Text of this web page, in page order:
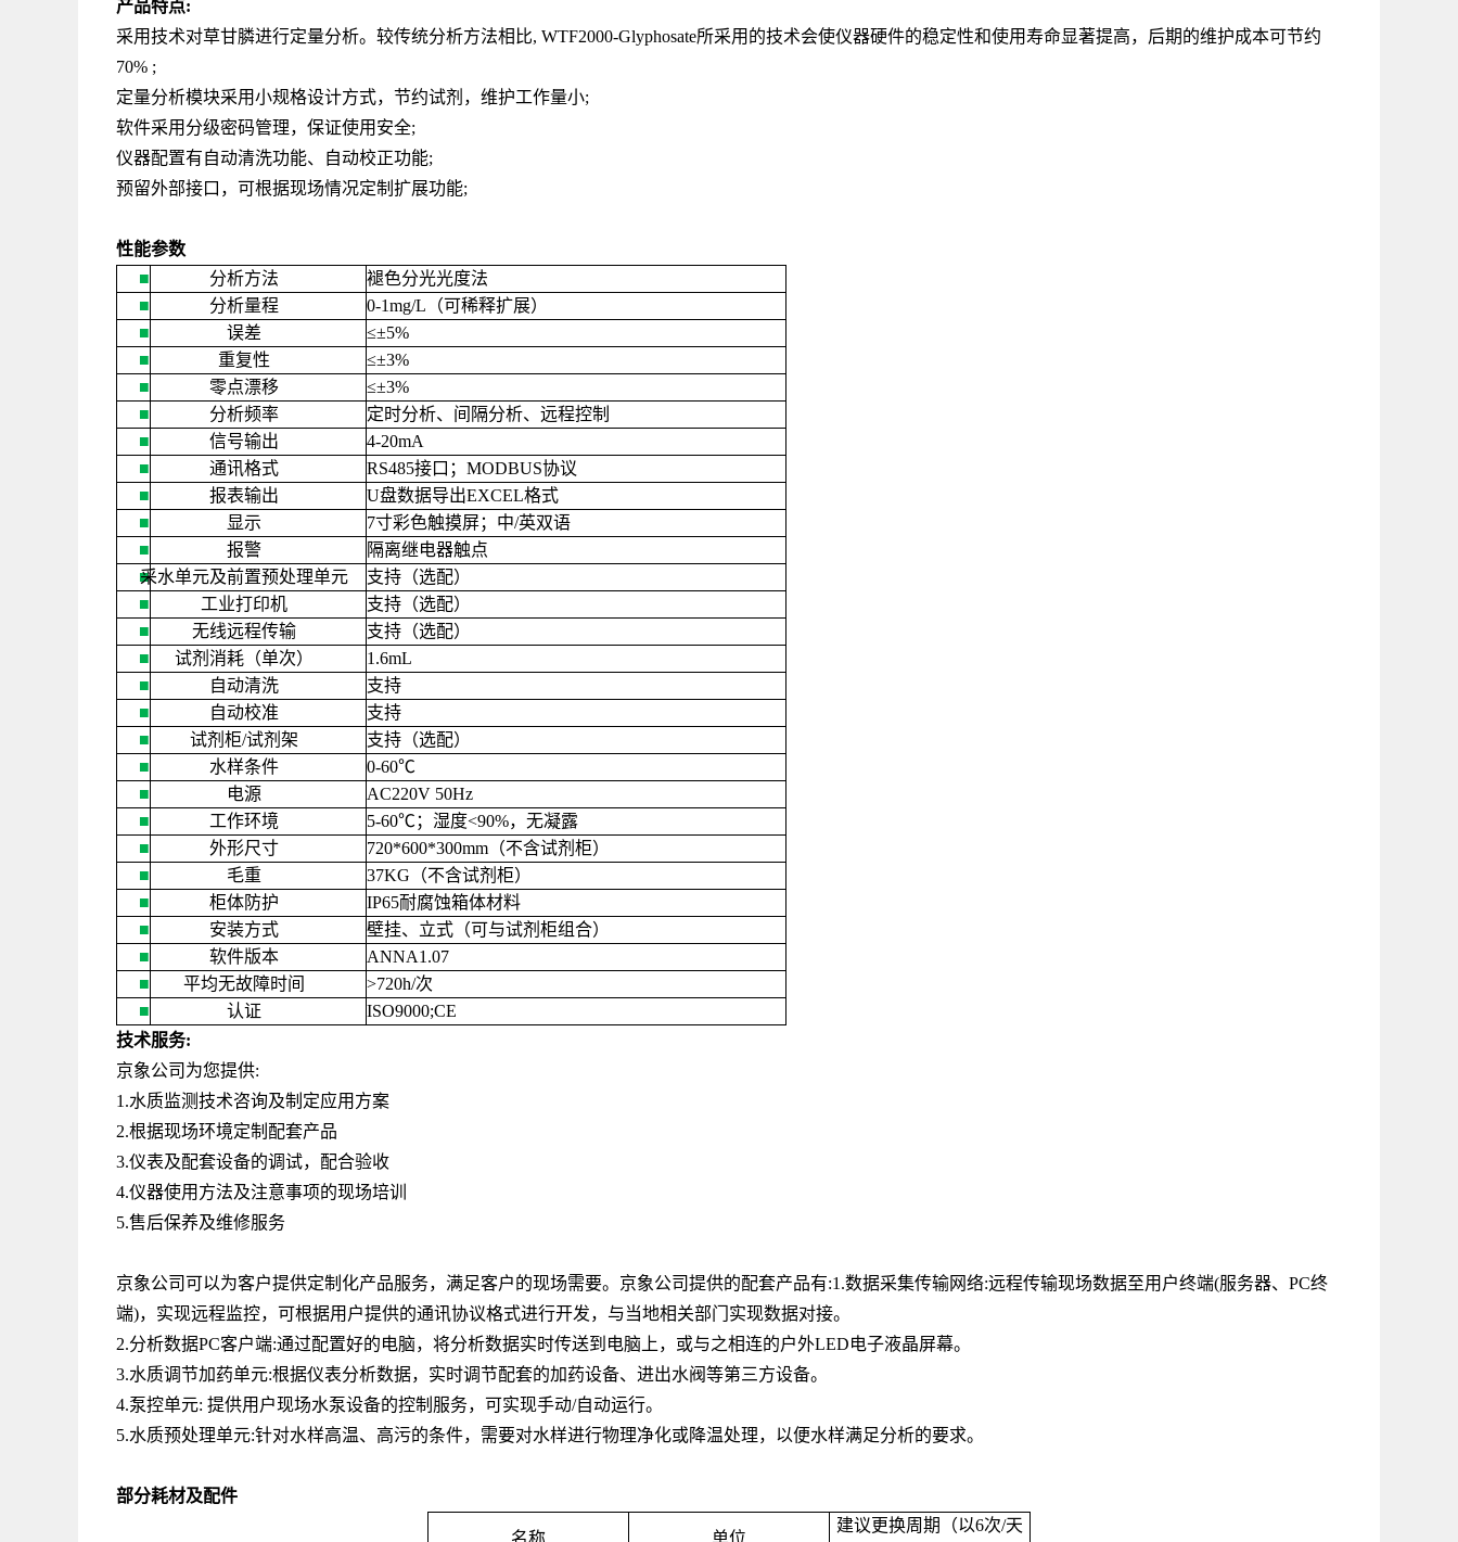
产品特点:
采用技术对草甘膦进行定量分析。较传统分析方法相比, WTF2000-Glyphosate所采用的技术会使仪器硬件的稳定性和使用寿命显著提高，后期的维护成本可节约
70% ;
定量分析模块采用小规格设计方式，节约试剂，维护工作量小;
软件采用分级密码管理，保证使用安全;
仪器配置有自动清洗功能、自动校正功能;
预留外部接口，可根据现场情况定制扩展功能;
性能参数
■
分析方法
褪色分光光度法
■
分析量程 0-1mg/L （可稀释扩展）
■
误差 ≤±5%
■
重复性 ≤±3%
■
零点漂移 ≤±3%
■
分析频率
定时分析、间隔分析、远程控制
■
信号输出
4-20mA
■
通讯格式 RS485接口； MODBUS协议
■
报表输出 U盘数据导出EXCEL格式
■
显示 7寸彩色触摸屏；中/英双语
■
报警
隔离继电器触点
■
采水单元及前置预处理单元
支持（选配）
■
工业打印机
支持（选配）
■
无线远程传输
支持（选配）
■
试剂消耗（单次）
1.6mL
■
自动清洗
支持
■
自动校准
支持
■
试剂柜/试剂架
支持（选配）
■
水样条件 0-60℃
■
电源
AC220V 50Hz
■
工作环境 5-60℃；湿度<90%，无凝露
■
外形尺寸 720*600*300mm （不含试剂柜）
■
毛重 37KG （不含试剂柜）
■
柜体防护 IP65耐腐蚀箱体材料
■
安装方式
壁挂、立式（可与试剂柜组合）
■
软件版本
ANNA1.07
■
平均无故障时间 >720h/次
■
认证
ISO9000;CE
技术服务:
京象公司为您提供:
1.水质监测技术咨询及制定应用方案
2.根据现场环境定制配套产品
3.仪表及配套设备的调试，配合验收
4.仪器使用方法及注意事项的现场培训
5.售后保养及维修服务
京象公司可以为客户提供定制化产品服务，满足客户的现场需要。京象公司提供的配套产品有:1.数据采集传输网络:远程传输现场数据至用户终端(服务器、 PC终
端)，实现远程监控，可根据用户提供的通讯协议格式进行开发，与当地相关部门实现数据对接。
2.分析数据PC客户端:通过配置好的电脑，将分析数据实时传送到电脑上，或与之相连的户外LED电子液晶屏幕。
3.水质调节加药单元:根据仪表分析数据，实时调节配套的加药设备、进出水阀等第三方设备。
4.泵控单元: 提供用户现场水泵设备的控制服务，可实现手动/自动运行。
5.水质预处理单元:针对水样高温、高污的条件，需要对水样进行物理净化或降温处理，以便水样满足分析的要求。
部分耗材及配件
名称 单位
建议更换周期（以6次/天